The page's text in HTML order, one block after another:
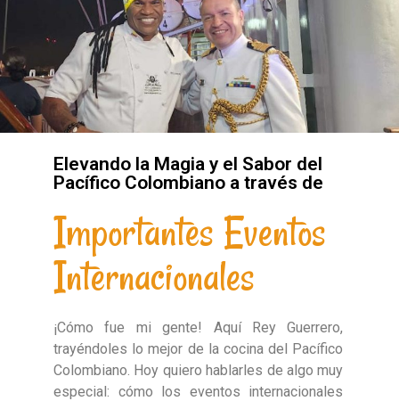
Elevando la Magia y el Sabor del
Pacífico Colombiano a través de
Importantes Eventos
Internacionales
¡Cómo fue mi gente! Aquí Rey Guerrero,
trayéndoles lo mejor de la cocina del Pacífico
Colombiano. Hoy quiero hablarles de algo muy
especial: cómo los eventos internacionales